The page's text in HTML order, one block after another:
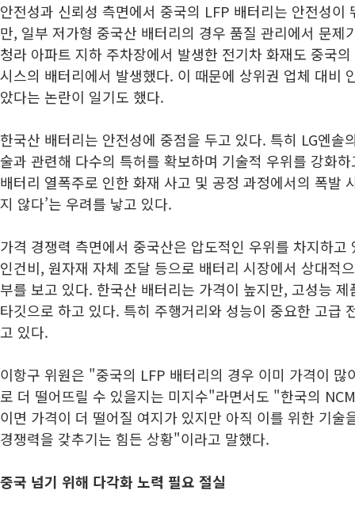
안전성과 신뢰성 측면에서 중국의 LFP 배터리는 안전성이
만, 일부 저가형 중국산 배터리의 경우 품질 관리에서 문제
청라 아파트 지하 주차장에서 발생한 전기차 화재도 중국
시스의 배터리에서 발생했다. 이 때문에 상위권 업체 대비
았다는 논란이 일기도 했다.
한국산 배터리는 안전성에 중점을 두고 있다. 특히 LG엔솔
술과 관련해 다수의 특허를 확보하며 기술적 우위를 강화
배터리 열폭주로 인한 화재 사고 및 공정 과정에서의 폭발
지 않다’는 우려를 낳고 있다.
가격 경쟁력 측면에서 중국산은 압도적인 우위를 차지하
인건비, 원자재 자체 조달 등으로 배터리 시장에서 상대적
부를 보고 있다. 한국산 배터리는 가격이 높지만, 고성능
타깃으로 하고 있다. 특히 주행거리와 성능이 중요한 고급
고 있다.
이항구 위원은 "중국의 LFP 배터리의 경우 이미 가격이 많
로 더 떨어뜨릴 수 있을지는 미지수"라면서도 "한국의
이면 가격이 더 떨어질 여지가 있지만 아직 이를 위한 기술
경쟁력을 갖추기는 힘든 상황"이라고 말했다.
중국 넘기 위해 다각화 노력 필요 절실